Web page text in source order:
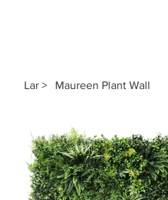
Lar > Maureen Plant Wall